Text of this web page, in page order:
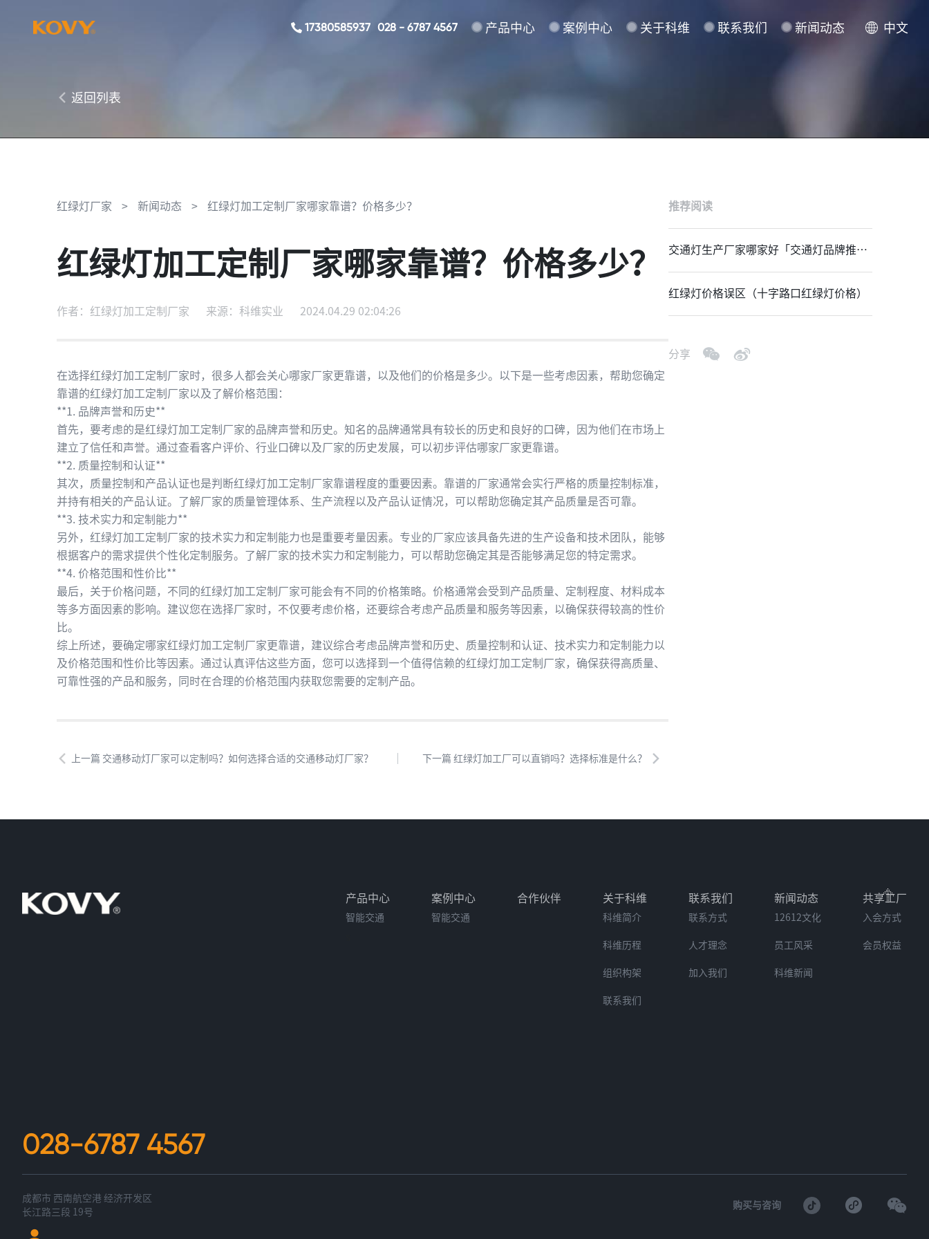
17380585937 028 - 6787 4567 产品中心 案例中心 关于科维 联系我们 新闻动态 中文
返回列表
红绿灯厂家 > 新闻动态 > 红绿灯加工定制厂家哪家靠谱？价格多少？
红绿灯加工定制厂家哪家靠谱？价格多少？
作者：红绿灯加工定制厂家 来源：科维实业 2024.04.29 02:04:26
在选择红绿灯加工定制厂家时，很多人都会关心哪家厂家更靠谱，以及他们的价格是多少。以下是一些考虑因素，帮助您确定
靠谱的红绿灯加工定制厂家以及了解价格范围：
**1. 品牌声誉和历史**
首先，要考虑的是红绿灯加工定制厂家的品牌声誉和历史。知名的品牌通常具有较长的历史和良好的口碑，因为他们在市场上
建立了信任和声誉。通过查看客户评价、行业口碑以及厂家的历史发展，可以初步评估哪家厂家更靠谱。
**2. 质量控制和认证**
其次，质量控制和产品认证也是判断红绿灯加工定制厂家靠谱程度的重要因素。靠谱的厂家通常会实行严格的质量控制标准，
并持有相关的产品认证。了解厂家的质量管理体系、生产流程以及产品认证情况，可以帮助您确定其产品质量是否可靠。
**3. 技术实力和定制能力**
另外，红绿灯加工定制厂家的技术实力和定制能力也是重要考量因素。专业的厂家应该具备先进的生产设备和技术团队，能够
根据客户的需求提供个性化定制服务。了解厂家的技术实力和定制能力，可以帮助您确定其是否能够满足您的特定需求。
**4. 价格范围和性价比**
最后，关于价格问题，不同的红绿灯加工定制厂家可能会有不同的价格策略。价格通常会受到产品质量、定制程度、材料成本
等多方面因素的影响。建议您在选择厂家时，不仅要考虑价格，还要综合考虑产品质量和服务等因素，以确保获得较高的性价
比。
综上所述，要确定哪家红绿灯加工定制厂家更靠谱，建议综合考虑品牌声誉和历史、质量控制和认证、技术实力和定制能力以
及价格范围和性价比等因素。通过认真评估这些方面，您可以选择到一个值得信赖的红绿灯加工定制厂家，确保获得高质量、
可靠性强的产品和服务，同时在合理的价格范围内获取您需要的定制产品。
上一篇 交通移动灯厂家可以定制吗？如何选择合适的交通移动灯厂家？ 下一篇 红绿灯加工厂可以直销吗？选择标准是什么？
推荐阅读
交通灯生产厂家哪家好「交通灯品牌推
红绿灯价格误区（十字路口红绿灯价格）
分享
产品中心
智能交通
案例中心
智能交通
合作伙伴 关于科维
科维简介
科维历程
组织构架
联系我们
联系我们
联系方式
人才理念
加入我们
新闻动态
12612文化
员工风采
科维新闻
共享工厂
入会方式
会员权益
028-6787 4567
成都市 西南航空港 经济开发区
长江路三段 19号
购买与咨询